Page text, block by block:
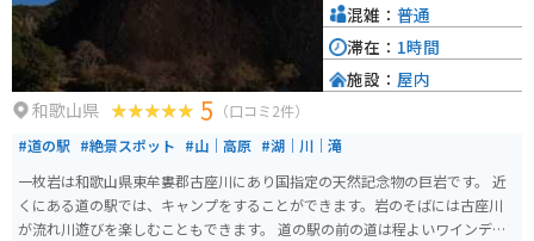
です。日本一の梅の産地として知られるみなべ町では、肉厚で風味豊かな梅
干しが作られています。その他にも、梅酒、梅ジャム、梅シロップなど、様々
な梅製品が販売されていますので、お土産にいかがでしょうか。
和歌山県 5 （口コミ2件）
#道の駅 #絶景スポット #山｜高原 #湖｜川｜滝
一枚岩は和歌山県東牟婁郡古座川にあり国指定の天然記念物の巨岩です。 近
くにある道の駅では、キャンプをすることができます。岩のそばには古座川
が流れ川遊びを楽しむこともできます。 道の駅の前の道は程よいワインディ
混雑： 普通
滞在： 1時間
施設： 屋内